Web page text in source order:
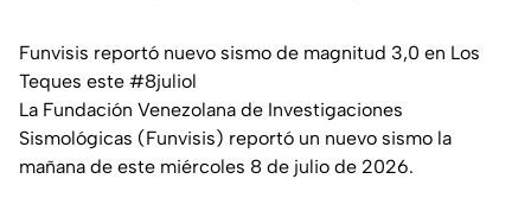
Funvisis reportó nuevo sismo de magnitud 3,0 en Los
Teques este #8juliol
La Fundación Venezolana de Investigaciones
Sismológicas (Funvisis) reportó un nuevo sismo la
mañana de este miércoles 8 de julio de 2026.